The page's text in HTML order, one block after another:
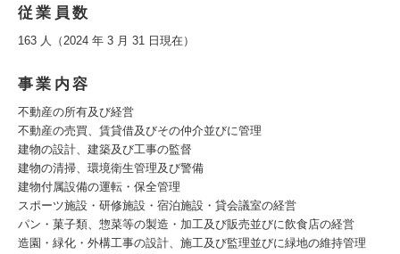
従業員数
163 人（2024 年 3 月 31 日現在）
事業内容
不動産の所有及び経営
不動産の売買、賃貸借及びその仲介並びに管理
建物の設計、建築及び工事の監督
建物の清掃、環境衛生管理及び警備
建物付属設備の運転・保全管理
スポーツ施設・研修施設・宿泊施設・貸会議室の経営
パン・菓子類、惣菜等の製造・加工及び販売並びに飲食店の経営
造園・緑化・外構工事の設計、施工及び監理並びに緑地の維持管理